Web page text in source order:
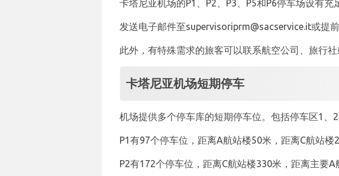
卡塔尼亚机场的P1、P2、P3、P5和P6停车场设有
发送电子邮件至supervisoriprm@sacservice.it或提
此外，有特殊需求的旅客可以联系航空公司、旅行
卡塔尼亚机场短期停车
机场提供多个停车库的短期停车位。包括停车区1
P1有97个停车位，距离A航站楼50米，距离C航站楼
P2有172个停车位，距离C航站楼330米，距离主要A